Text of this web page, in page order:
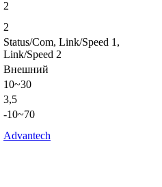
2
2
Status/Com, Link/Speed 1,
Link/Speed 2
Внешний
10~30
3,5
-10~70
Advantech